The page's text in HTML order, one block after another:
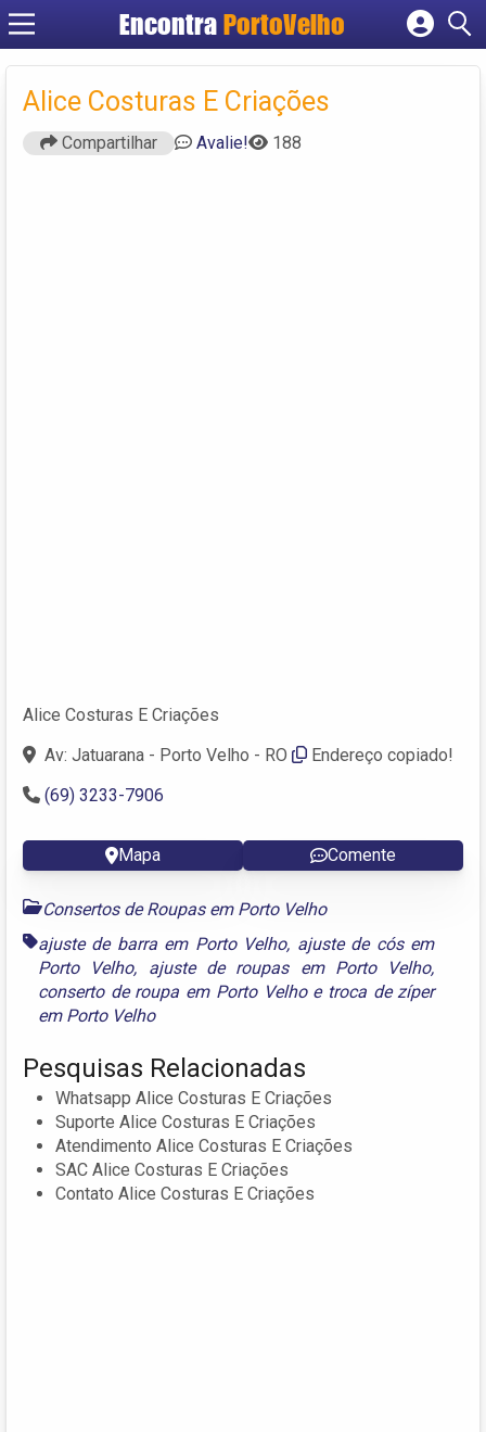
EncontraPortoVelho
Cadastrar empresa
Fazer login
Criar conta
Alice Costuras E Criações
Compartilhar Avalie! 188
Alice Costuras E Criações
Av: Jatuarana - Porto Velho - RO
Endereço copiado!
(69) 3233-7906
Mapa Comente
Consertos de Roupas em Porto Velho
ajuste de barra em Porto Velho, ajuste de cós em
Porto Velho, ajuste de roupas em Porto Velho,
conserto de roupa em Porto Velhoe troca de zíper
em Porto Velho
Pesquisas Relacionadas
Whatsapp Alice Costuras E Criações
Suporte Alice Costuras E Criações
Atendimento Alice Costuras E Criações
SAC Alice Costuras E Criações
Contato Alice Costuras E Criações